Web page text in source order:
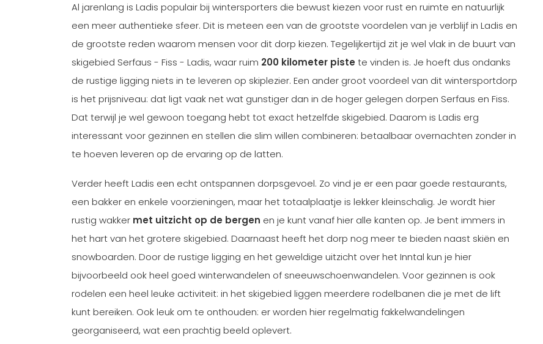
Al jarenlang is Ladis populair bij wintersporters die bewust kiezen voor rust en ruimte en natuurlijk
een meer authentieke sfeer. Dit is meteen een van de grootste voordelen van je verblijf in Ladis en
de grootste reden waarom mensen voor dit dorp kiezen. Tegelijkertijd zit je wel vlak in de buurt van
skigebied Serfaus - Fiss - Ladis, waar ruim 200 kilometer piste te vinden is. Je hoeft dus ondanks
de rustige ligging niets in te leveren op skiplezier. Een ander groot voordeel van dit wintersportdorp
is het prijsniveau: dat ligt vaak net wat gunstiger dan in de hoger gelegen dorpen Serfaus en Fiss.
Dat terwijl je wel gewoon toegang hebt tot exact hetzelfde skigebied. Daarom is Ladis erg
interessant voor gezinnen en stellen die slim willen combineren: betaalbaar overnachten zonder in
te hoeven leveren op de ervaring op de latten.
Verder heeft Ladis een echt ontspannen dorpsgevoel. Zo vind je er een paar goede restaurants,
een bakker en enkele voorzieningen, maar het totaalplaatje is lekker kleinschalig. Je wordt hier
rustig wakker met uitzicht op de bergen en je kunt vanaf hier alle kanten op. Je bent immers in
het hart van het grotere skigebied. Daarnaast heeft het dorp nog meer te bieden naast skiën en
snowboarden. Door de rustige ligging en het geweldige uitzicht over het Inntal kun je hier
bijvoorbeeld ook heel goed winterwandelen of sneeuwschoenwandelen. Voor gezinnen is ook
rodelen een heel leuke activiteit: in het skigebied liggen meerdere rodelbanen die je met de lift
kunt bereiken. Ook leuk om te onthouden: er worden hier regelmatig fakkelwandelingen
georganiseerd, wat een prachtig beeld oplevert.